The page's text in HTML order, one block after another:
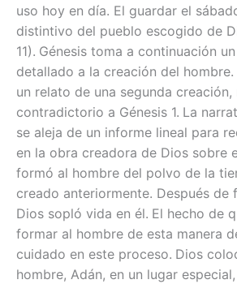
uso hoy en día. El guardar el
distintivo del pueblo escogido de
11). Génesis toma a continuación
detallado a la creación del
un relato de una segunda creación,
contradictorio a Génesis 1. La
se aleja de un informe lineal para
en la obra creadora de Dios sobre
formó al hombre del polvo de la
creado anteriormente. Después de
Dios sopló vida en él. El hecho de
formar al hombre de esta manera
cuidado en este proceso. Dios
hombre, Adán, en un lugar